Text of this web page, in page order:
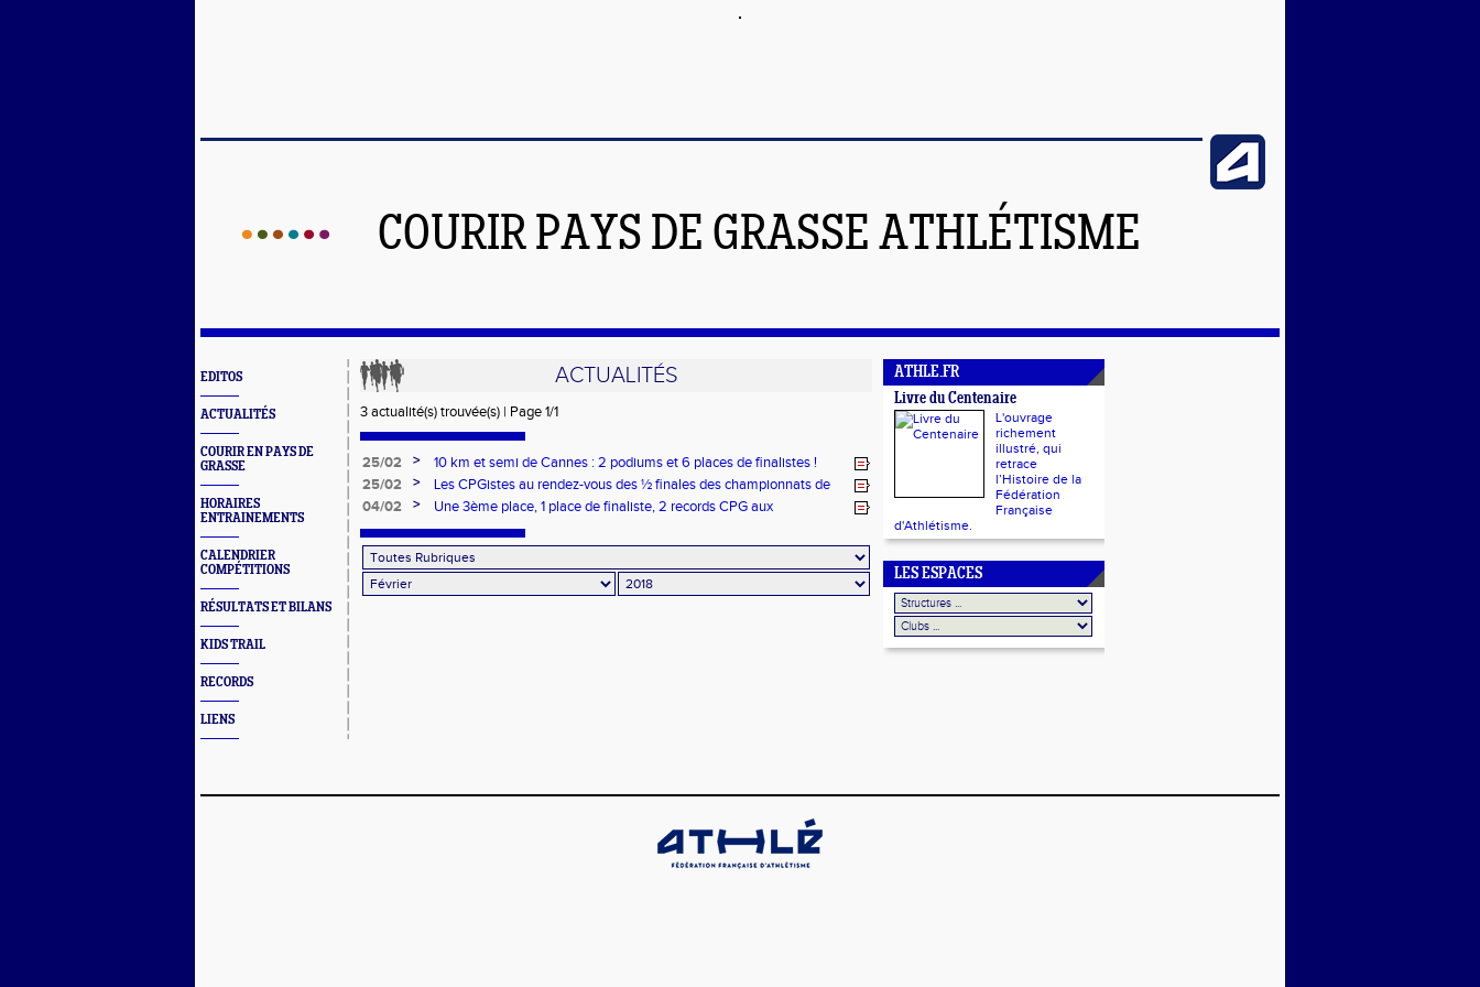
COURIR PAYS DE GRASSE ATHLÉTISME
EDITOS
ACTUALITÉS
COURIR EN PAYS DE
GRASSE
HORAIRES
ENTRAINEMENTS
CALENDRIER
COMPÉTITIONS
RÉSULTATS ET BILANS
KIDS TRAIL
RECORDS
LIENS
ACTUALITÉS
3 actualité(s) trouvée(s) | Page 1/1
25/02 >
10 km et semi de Cannes : 2 podiums et 6 places de finalistes !
25/02
>
Les CPGistes au rendez-vous des ½ finales des championnats de
France de CROSS
04/02 >
Une 3ème place, 1 place de finaliste, 2 records CPG aux
ATHLE.FR
Livre du Centenaire
L'ouvrage
richement
illustré, qui
retrace
l’Histoire de la
Fédération
Française
d'Athlétisme.
LES ESPACES